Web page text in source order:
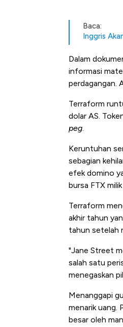
Baca:
Inggris
Dalam
informasi
perdagangan.
Terraform
dolar AS.
peg.
Keruntuhan
sebagian
efek domino
bursa FTX
Terraform
akhir tahun
tahun setelah
"Jane Street
salah satu
menegaskan
Menanggapi
menarik uang.
besar oleh